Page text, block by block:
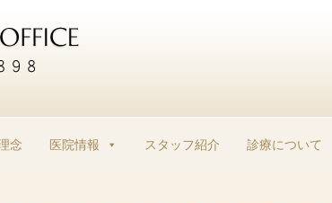
ン
念 医院情報 スタッフ紹介 診療について